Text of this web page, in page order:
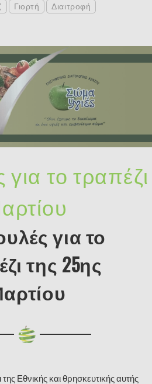
Γιορτή
Διαιτροφή
το τραπέζι
για το
της 25ης
της Εθνικής και θρησκευτικής αυτής